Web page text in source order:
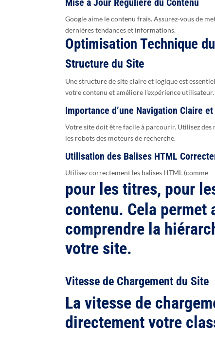
Mise à Jour Régulière du Contenu
Google aime le contenu frais. Assurez-vous de
dernières tendances et informations.
Optimisation Technique
Structure du Site
Une structure de site claire et logique est
votre contenu et améliore l’expérience utilisateur.
Importance d’une Navigation Claire
Votre site doit être facile à parcourir. Utilisez des
les robots des moteurs de recherche.
Utilisation des Balises HTML
Utilisez correctement les balises HTML (comme
pour les titres, pour
contenu. Cela permet
comprendre la
votre site.
Vitesse de Chargement du Site
La vitesse de
directement votre